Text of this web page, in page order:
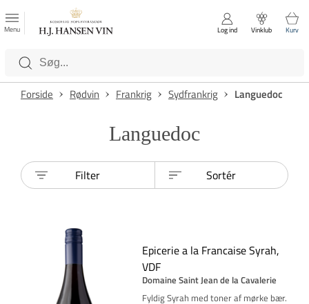
Luk
Kategorier
Menu Log ind Vinklub Kurv
Forside Rødvin Frankrig Sydfrankrig Languedoc
Languedoc
Filter Sortér
Epicerie a la Francaise Syrah,
VDF
Domaine Saint Jean de la Cavalerie
Fyldig Syrah med toner af mørke bær.